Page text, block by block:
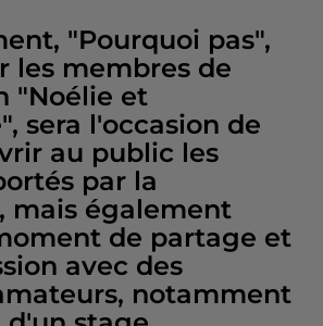
"Pourquoi pas",
les membres de
"Noélie et
sera l'occasion de
au public les
par la
mais également
de partage et
avec des
notamment